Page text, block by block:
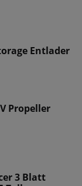
Entlader
Propeller
3 Blatt